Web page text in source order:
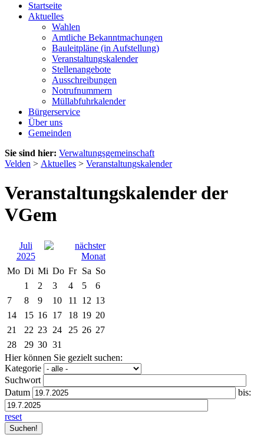
Startseite
Aktuelles
Wahlen
Amtliche Bekanntmachungen
Bauleitpläne (in Aufstellung)
Veranstaltungskalender
Stellenangebote
Ausschreibungen
Notrufnummern
Müllabfuhrkalender
Bürgerservice
Über uns
Gemeinden
Sie sind hier: Verwaltungsgemeinschaft
Velden > Aktuelles > Veranstaltungskalender
Veranstaltungskalender der
VGem
Juli
2025
Mo Di Mi Do Fr Sa So
1
2 3 4 5
6
7
8 9 10 11 12 13
14
15 16 17 18 19 20
21
22 23 24 25 26 27
28
29 30 31
Hier können Sie gezielt suchen:
Kategorie
Suchwort
Datum
bis:
reset